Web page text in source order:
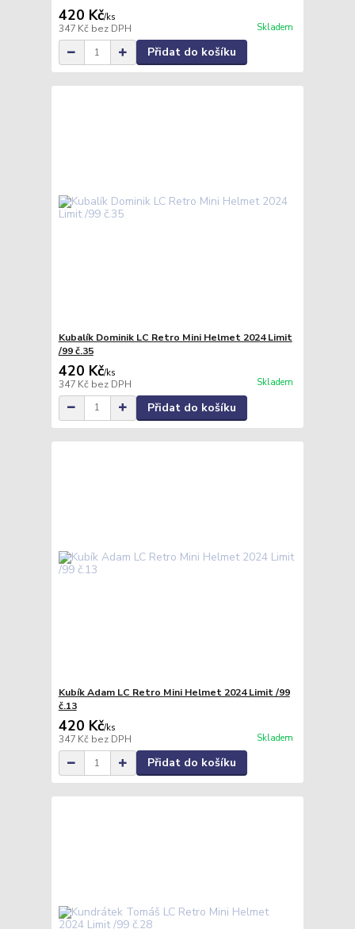
420 Kč/ks
347 Kč bez DPH Skladem
Přidat do košíku
Kubalík Dominik LC Retro Mini Helmet 2024 Limit
/99 č.35
420 Kč/ks
347 Kč bez DPH Skladem
Přidat do košíku
Kubík Adam LC Retro Mini Helmet 2024 Limit /99
č.13
420 Kč/ks
347 Kč bez DPH Skladem
Přidat do košíku